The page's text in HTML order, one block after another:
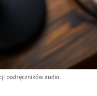
podręczników audio.